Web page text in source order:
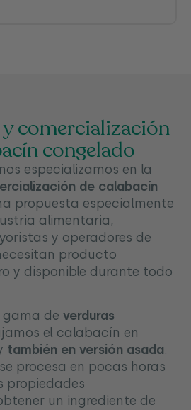
comercialización
congelado
especializamos en la
de calabacín
propuesta especialmente
alimentaria,
y operadores de
producto
y disponible durante todo
gama de verduras
el calabacín en
también en versión asada.
procesa en pocas horas
propiedades
un ingrediente de